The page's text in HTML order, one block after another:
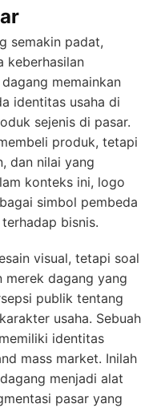
semakin padat,
keberhasilan
memainkan
identitas usaha di
sejenis di pasar.
produk, tetapi
dan nilai yang
konteks ini, logo
simbol pembeda
bisnis.
visual, tetapi soal
dagang yang
publik tentang
usaha. Sebuah
identitas
mass market. Inilah
menjadi alat
pasar yang